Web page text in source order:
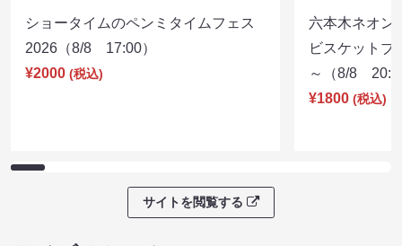
ショータイムのペンミタイムフェス
2026（8/8 17:00）
¥2000 (税込)
六本木ネオン
ビスケットブ
～（8/8
¥1800 (税込)
サイトを閲覧する